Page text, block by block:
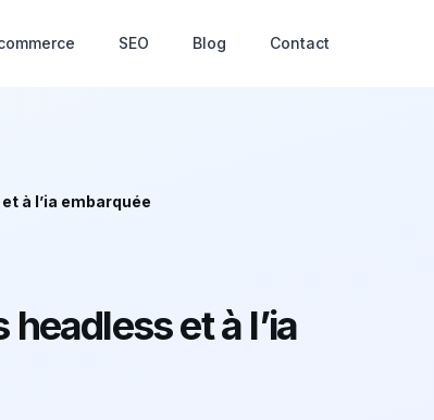
SEO Blog Contact
à l’ia embarquée
et à l’ia